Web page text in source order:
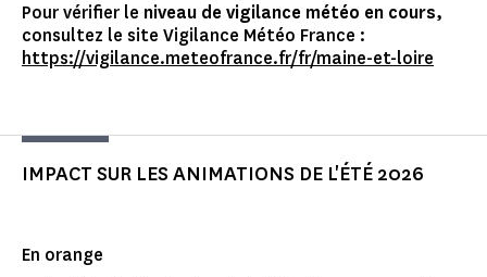
Pour vérifier le niveau de vigilance météo en cours,
consultez le site Vigilance Météo France :
https://vigilance.meteofrance.fr/fr/maine-et-loire
IMPACT SUR LES ANIMATIONS DE L'ÉTÉ 2026
En orange